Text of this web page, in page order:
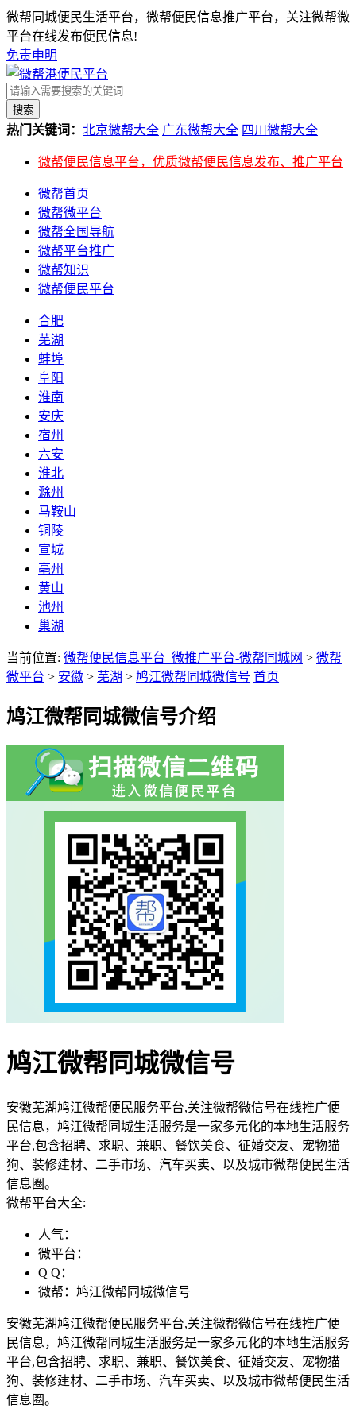
微帮同城便民生活平台，微帮便民信息推广平台，关注微帮微
平台在线发布便民信息!
免责申明
搜索
热门关键词： 北京微帮大全 广东微帮大全 四川微帮大全
微帮便民信息平台，优质微帮便民信息发布、推广平台
微帮首页
微帮微平台
微帮全国导航
微帮平台推广
微帮知识
微帮便民平台
合肥
芜湖
蚌埠
阜阳
淮南
安庆
宿州
六安
淮北
滁州
马鞍山
铜陵
宣城
亳州
黄山
池州
巢湖
当前位置: 微帮便民信息平台_微推广平台-微帮同城网 > 微帮
微平台 > 安徽 > 芜湖 > 鸠江微帮同城微信号 首页
鸠江微帮同城微信号介绍
鸠江微帮同城微信号
安徽芜湖鸠江微帮便民服务平台,关注微帮微信号在线推广便
民信息，鸠江微帮同城生活服务是一家多元化的本地生活服务
平台,包含招聘、求职、兼职、餐饮美食、征婚交友、宠物猫
狗、装修建材、二手市场、汽车买卖、以及城市微帮便民生活
信息圈。
微帮平台大全:
人气：
微平台：
Q Q：
微帮：鸠江微帮同城微信号
安徽芜湖鸠江微帮便民服务平台,关注微帮微信号在线推广便
民信息，鸠江微帮同城生活服务是一家多元化的本地生活服务
平台,包含招聘、求职、兼职、餐饮美食、征婚交友、宠物猫
狗、装修建材、二手市场、汽车买卖、以及城市微帮便民生活
信息圈。